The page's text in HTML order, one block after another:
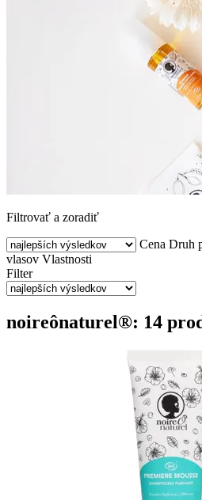
Filtrovať a zoradiť
Cena Druh
vlasov Vlastnosti
Filter
noireônaturel®: 14